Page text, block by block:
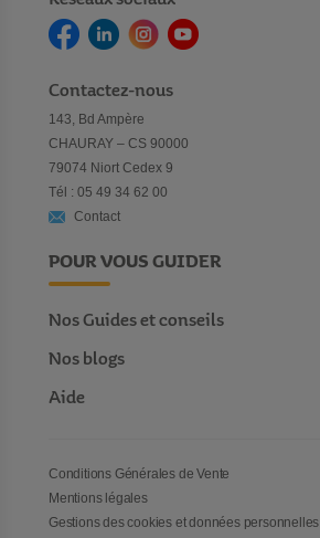
Contactez-nous
143, Bd Ampère
CHAURAY – CS 90000
79074 Niort Cedex 9
Tél : 05 49 34 62 00
Contact
POUR VOUS GUIDER
Nos Guides et conseils
Nos blogs
Aide
Conditions Générales de Vente
Mentions légales
Gestions des cookies et données personnelles